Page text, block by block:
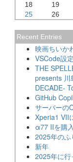
18
19
25
26
Recent Entries
映画ちいか
VSCode設
THE
presents 川
DECADE-
GitHub
サーバーの
Xperia1 VII
α77 IIを購
2025年のふ
新年
2025年に